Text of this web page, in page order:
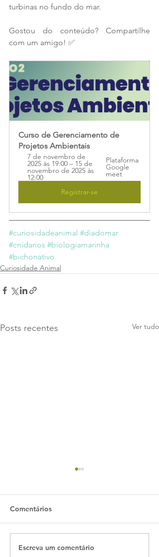
turbinas no fundo do mar.
Gostou do conteúdo? Compartilhe
com um amigo! ✅
Curso de Gerenciamento de
Projetos Ambientais
7 de novembro de
2025 às 19:00 – 15 de
novembro de 2025 às
12:00
Plataforma
Google
meet
Registrar-se
#curiosidadeanimal #diadomar
#cnidarios #biologiamarinha
#bichonativo
Curiosidade Animal
Posts recentes Ver tudo
Conheça o gambá-de-
Comentários
Escreva um comentário